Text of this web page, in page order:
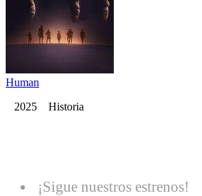
Human
2025 Historia
¡Sigue nuestros estrenos!